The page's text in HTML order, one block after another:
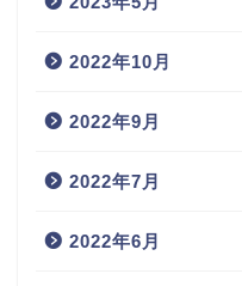
2022年10月
2022年9月
2022年7月
2022年6月